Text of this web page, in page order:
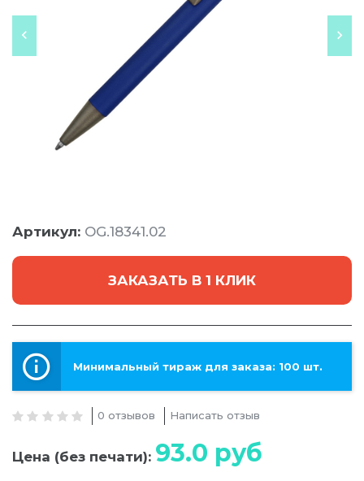
Артикул: OG.18341.02
ЗАКАЗАТЬ В 1 КЛИК
Минимальный тираж для заказа: 100 шт.
0 отзывов Написать отзыв
Цена (без печати): 93.0 руб